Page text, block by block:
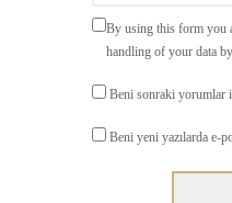
By using this form you
handling of your data
Beni sonraki yorumlar
Beni yeni yazılarda e-